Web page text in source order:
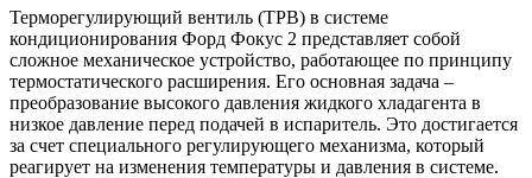
Терморегулирующий вентиль (ТРВ) в системе
кондиционирования Форд Фокус 2 представляет собой
сложное механическое устройство, работающее по принципу
термостатического расширения. Его основная задача –
преобразование высокого давления жидкого хладагента в
низкое давление перед подачей в испаритель. Это достигается
за счет специального регулирующего механизма, который
реагирует на изменения температуры и давления в системе.